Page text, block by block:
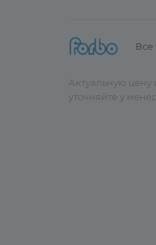
Все
Актуальную цену
уточняйте у